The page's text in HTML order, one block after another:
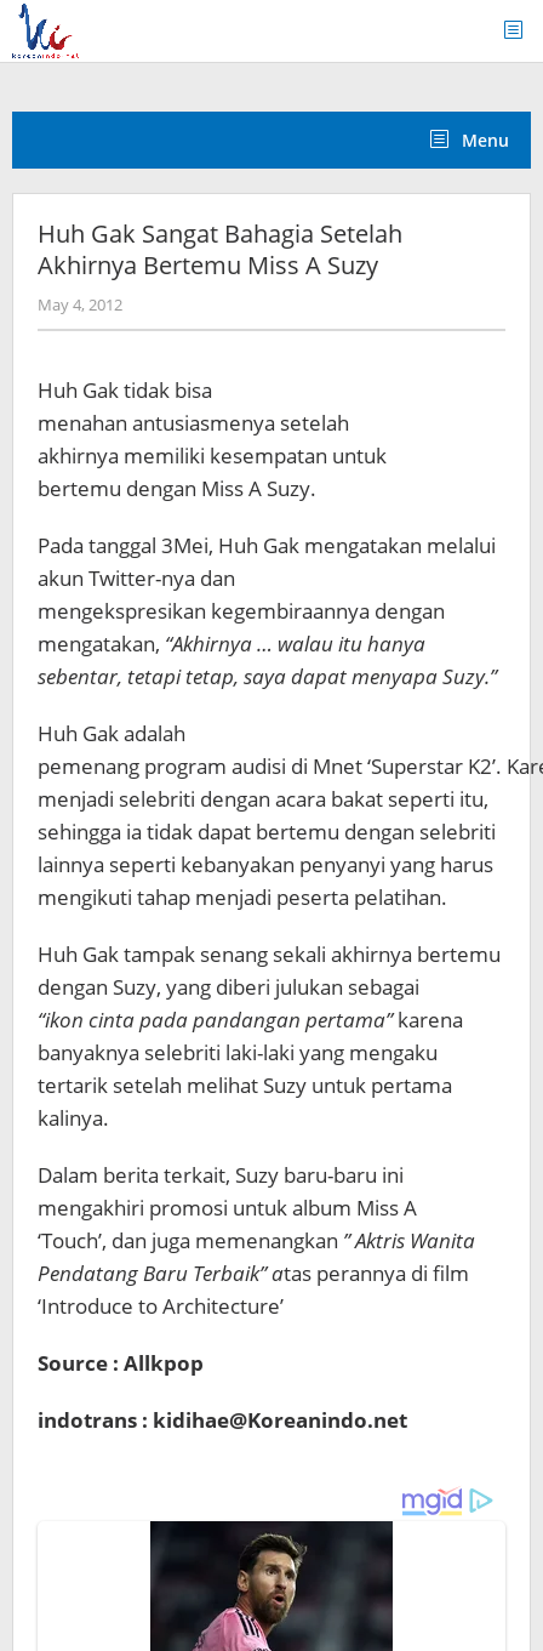
Skip
content
Menu
Huh Gak Sangat Bahagia Setelah
Akhirnya Bertemu Miss A Suzy
May 4, 2012by
Koreanindo
Huh Gak tidak bisa
menahan antusiasmenya setelah
akhirnya memiliki kesempatan untuk
bertemu dengan Miss A Suzy.
Pada tanggal 3Mei, Huh Gak mengatakan melalui
akun Twitter-nya dan
mengekspresikan kegembiraannya dengan
mengatakan, “Akhirnya … walau itu hanya
sebentar, tetapi tetap, saya dapat menyapaSuzy.”
Huh Gak adalah
pemenang program audisi di Mnet ‘Superstar K2’.
menjadi selebriti dengan acara bakat seperti itu,
sehingga ia tidak dapat bertemu dengan selebriti
lainnya seperti kebanyakan penyanyi yang harus
mengikuti tahap menjadi peserta pelatihan.
Huh Gak tampak senang sekali akhirnya bertemu
dengan Suzy, yang diberi julukan sebagai
“ikon cinta pada pandangan pertama”karena
banyaknya selebriti laki-laki yang mengaku
tertarik setelah melihat Suzy untuk pertama
kalinya.
Dalam berita terkait, Suzy baru-baru ini
mengakhiri promosi untuk album Miss A
‘Touch’, dan juga memenangkan ” Aktris Wanita
Pendatang Baru Terbaik” atas perannya di film
‘Introduce to Architecture’
Source : Allkpop
indotrans : kidihae@Koreanindo.net